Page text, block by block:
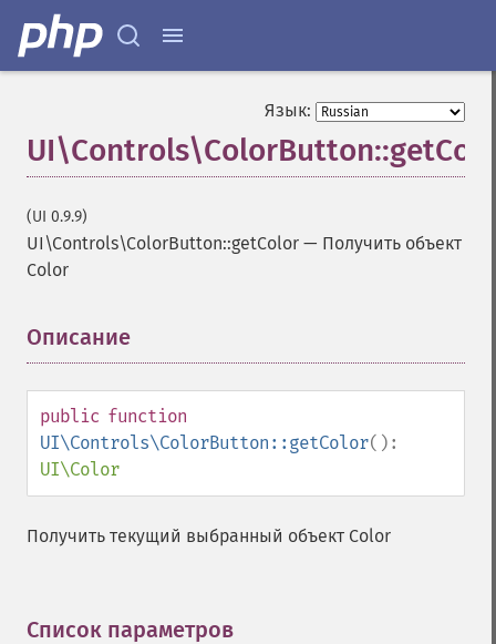
Язык:
(UI 0.9.9)
UI\Controls\ColorButton::getColor — Получить объект
Color
Описание
public function
UI\Controls\ColorButton::getColor():
UI\Color
Получить текущий выбранный объект Color
Список параметров